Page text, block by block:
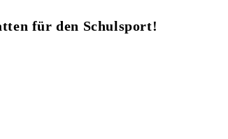
für den Schulsport!